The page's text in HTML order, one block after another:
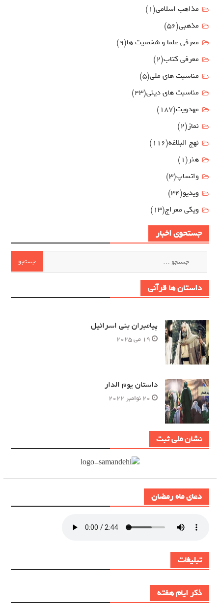
دعای ماه رمضان
تبلیغات
ذکر ایام هفته
مذاهب اسلامی(1)
مذهبی(56)
معرفی علما و شخصیت ها(9)
معرفی کتاب(2)
مناسبت هاي ملي(5)
مناسبت های دینی(43)
مهدويت(187)
نماز(2)
نهج البلاغه(116)
هنر(1)
واتساپ(3)
ویدیو(34)
ویکی معراج(13)
جستحوی اخبار
داستان ها قرآنی
پیامبران بنی اسرائیل
19 می 2025
داستان یوم الدار
20 نوامبر 2022
نشان ملی ثبت